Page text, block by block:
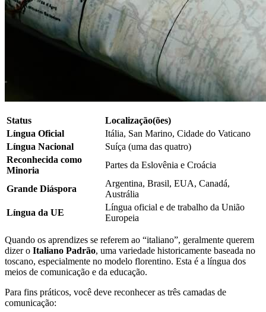
Status
Localização(ões)
Língua Oficial
Itália, San Marino, Cidade do Vaticano
Língua Nacional
Suíça (uma das quatro)
Reconhecida como
Minoria
Partes da Eslovênia e Croácia
Grande Diáspora
Argentina, Brasil, EUA, Canadá,
Austrália
Língua da UE
Língua oficial e de trabalho da União
Europeia
Quando os aprendizes se referem ao “italiano”, geralmente querem
dizer o Italiano Padrão, uma variedade historicamente baseada no
toscano, especialmente no modelo florentino. Esta é a língua dos
meios de comunicação e da educação.
Para fins práticos, você deve reconhecer as três camadas de
comunicação: